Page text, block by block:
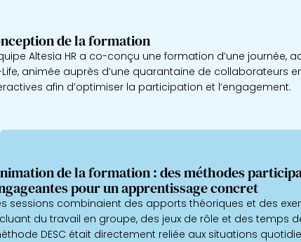
de la formation
Altesia HR a co-conçu une formation d’une journée,
Life, animée auprès d’une quarantaine de collaborateurs
afin d’optimiser la participation et l’engagement.
de la formation : des méthodes
pour un apprentissage concret
sessions combinaient des apports théoriques et des
du travail en groupe, des jeux de rôle et des temps
DESC était directement reliée aux situations